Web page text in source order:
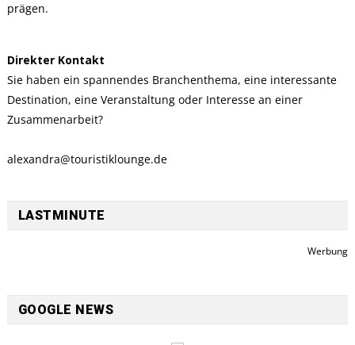
prägen.
Direkter Kontakt
Sie haben ein spannendes Branchenthema, eine interessante
Destination, eine Veranstaltung oder Interesse an einer
Zusammenarbeit?
alexandra@touristiklounge.de
LASTMINUTE
Werbung
GOOGLE NEWS